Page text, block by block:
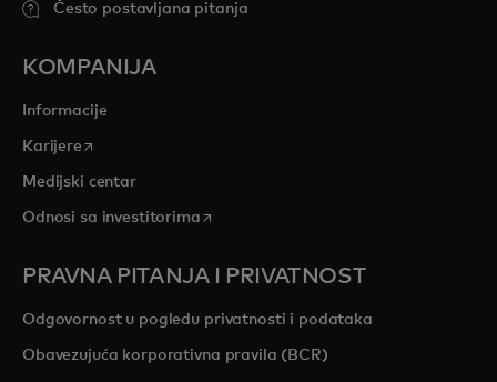
Često postavljana pitanja
KOMPANIJA
Informacije
Karijereopens in a new tab
Medijski centar
Odnosi sa investitorimaopens in a new tab
PRAVNA PITANJA I PRIVATNOST
Odgovornost u pogledu privatnosti i podataka
Obavezujuća korporativna pravila (BCR)